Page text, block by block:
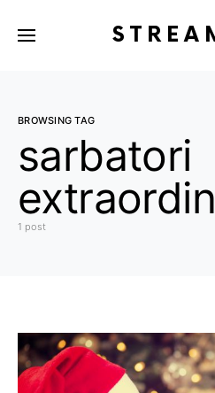
BROWSING TAG
sarbatori
1 post